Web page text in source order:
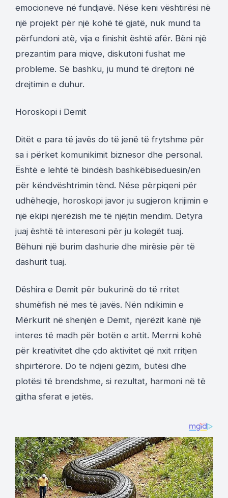
emocioneve në fundjavë. Nëse keni vështirësi në
një projekt për një kohë të gjatë, nuk mund ta
përfundoni atë, vija e finishit është afër. Bëni një
prezantim para miqve, diskutoni fushat me
probleme. Së bashku, ju mund të drejtoni në
drejtimin e duhur.
Horoskopi i Demit
Ditët e para të javës do të jenë të frytshme për
sa i përket komunikimit biznesor dhe personal.
Është e lehtë të bindësh bashkëbiseduesin/en
për këndvështrimin tënd. Nëse përpiqeni për
udhëheqje, horoskopi javor ju sugjeron krijimin e
një ekipi njerëzish me të njëjtin mendim. Detyra
juaj është të interesoni për ju kolegët tuaj.
Bëhuni një burim dashurie dhe mirësie për të
dashurit tuaj.
Dëshira e Demit për bukurinë do të rritet
shumëfish në mes të javës. Nën ndikimin e
Mërkurit në shenjën e Demit, njerëzit kanë një
interes të madh për botën e artit. Merrni kohë
për kreativitet dhe çdo aktivitet që nxit rritjen
shpirtërore. Do të ndjeni gëzim, butësi dhe
plotësi të brendshme, si rezultat, harmoni në të
gjitha sferat e jetës.